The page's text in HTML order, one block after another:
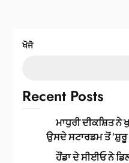
ਖੋਜੋ
Recent Posts
ਮਾਧੁਰੀ ਦੀਕਸ਼ਿਤ ਨੇ
ਉਸਦੇ ਸਟਾਰਡਮ ਤੋਂ ‘ਸ਼ੁਰੂ
ਹੌਂਡਾ ਦੇ ਸੀਈਓ ਨੇ